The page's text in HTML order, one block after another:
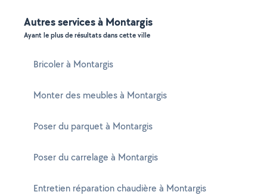
Autres services à Montargis
Ayant le plus de résultats dans cette ville
Bricoler à Montargis
Monter des meubles à Montargis
Poser du parquet à Montargis
Poser du carrelage à Montargis
Entretien réparation chaudière à Montargis